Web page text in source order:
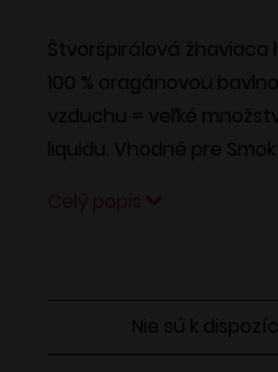
Štvoršpirálová žhaviaca
100 % oragánovou
vzduchu = veľké
liquidu. Vhodné pre
Nie sú k